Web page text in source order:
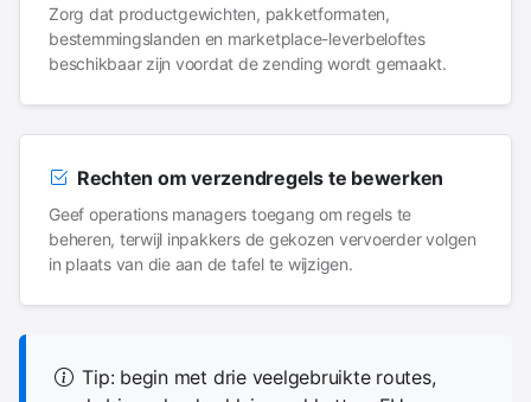
Zorg dat productgewichten, pakketformaten,
bestemmingslanden en marketplace-leverbeloftes
beschikbaar zijn voordat de zending wordt gemaakt.
Rechten om verzendregels te bewerken
Geef operations managers toegang om regels te
beheren, terwijl inpakkers de gekozen vervoerder volgen
in plaats van die aan de tafel te wijzigen.
Tip: begin met drie veelgebruikte routes,